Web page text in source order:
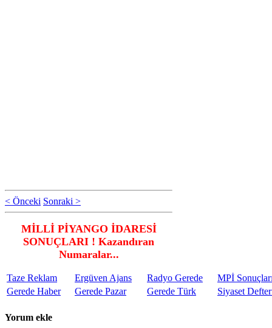
< Önceki Sonraki >
MİLLİ PİYANGO İDARESİ
SONUÇLARI ! Kazandıran
Numaralar...
Taze Reklam Ergüven Ajans Radyo Gerede
MPİ
Gerede Haber
Gerede Pazar Gerede Türk Siyaset
Yorum ekle